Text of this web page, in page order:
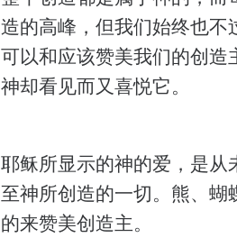
造的高峰，但我们始终也
可以和应该赞美我们的创
神却看见而又喜悦它。
耶稣所显示的神的爱，是
至神所创造的一切。熊、蝴
的来赞美创造主。